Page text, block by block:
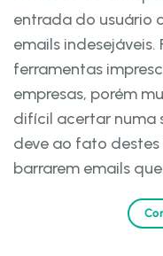
entrada do usuário
emails indesejáveis.
ferramentas
empresas, porém
difícil acertar numa
deve ao fato
barrarem emails